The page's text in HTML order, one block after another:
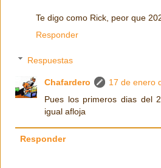
Te digo como Rick, peor que
Responder
Respuestas
Chafardero
17 de enero
Pues los primeros dias del
igual afloja
Responder